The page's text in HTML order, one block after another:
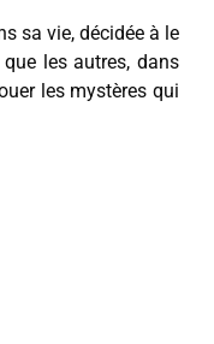
sa vie, décidée à le
les autres, dans
les mystères qui